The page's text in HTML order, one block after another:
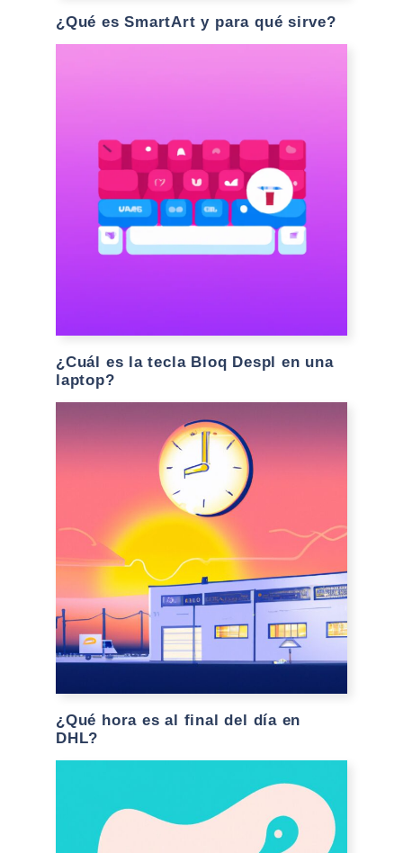
¿Qué es SmartArt y para qué sirve?
¿Cuál es la tecla Bloq Despl en una
laptop?
¿Qué hora es al final del día en
DHL?